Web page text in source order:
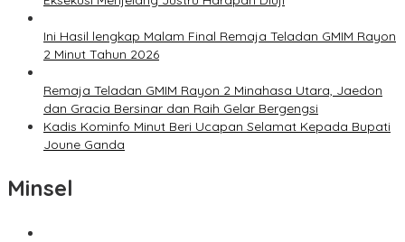
Ini Hasil lengkap Malam Final Remaja Teladan GMIM Rayon
2 Minut Tahun 2026
Remaja Teladan GMIM Rayon 2 Minahasa Utara, Jaedon
dan Gracia Bersinar dan Raih Gelar Bergengsi
Kadis Kominfo Minut Beri Ucapan Selamat Kepada Bupati
Joune Ganda
Minsel